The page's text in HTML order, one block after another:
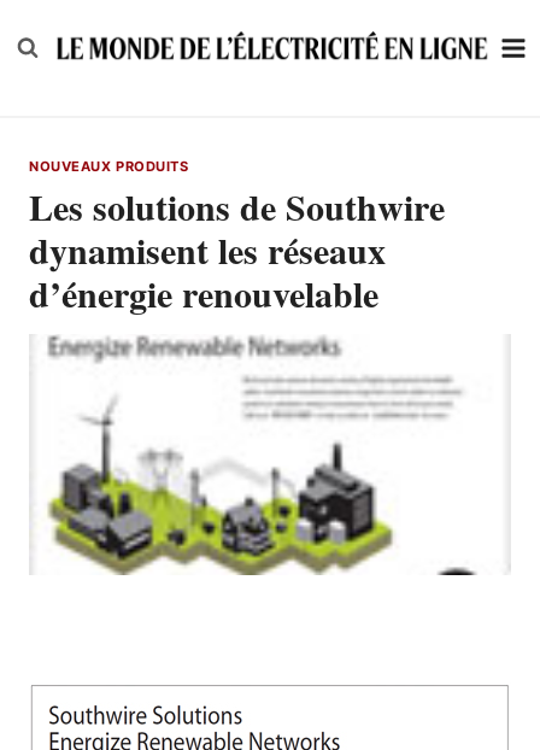
to
NOUVEAUX PRODUITS
Les solutions de Southwire
dynamisent les réseaux
d’énergie renouvelable